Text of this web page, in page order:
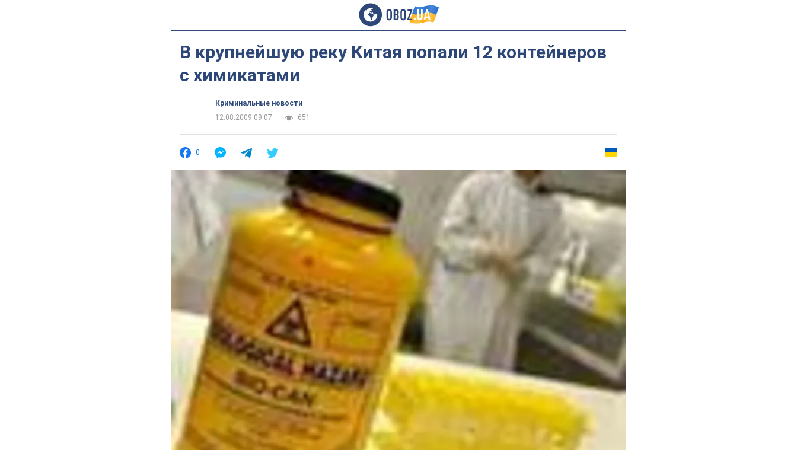
В крупнейшую реку Китая попали 12 контейнеров
с химикатами
Криминальные новости
12.08.2009 09:07
651
0